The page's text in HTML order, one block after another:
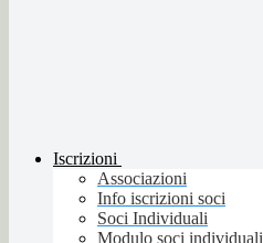
Iscrizioni
Associazioni
Info iscrizioni soci
Soci Individuali
Modulo soci individuali